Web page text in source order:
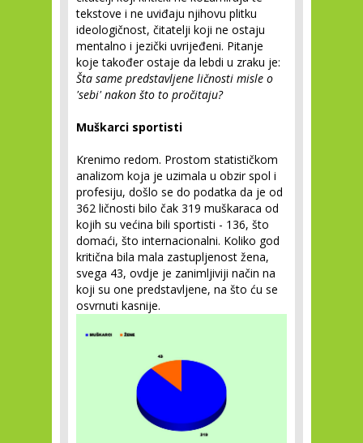
tekstove i ne uviđaju njihovu plitku
ideologičnost, čitatelji koji ne ostaju
mentalno i jezički uvrijeđeni. Pitanje
koje također ostaje da lebdi u zraku je:
Šta same predstavljene ličnosti misle o
'sebi' nakon što to pročitaju?
Muškarci sportisti
Krenimo redom. Prostom statističkom
analizom koja je uzimala u obzir spol i
profesiju, došlo se do podatka da je od
362 ličnosti bilo čak 319 muškaraca od
kojih su većina bili sportisti - 136, što
domaći, što internacionalni. Koliko god
kritična bila mala zastupljenost žena,
svega 43, ovdje je zanimljiviji način na
koji su one predstavljene, na što ću se
osvrnuti kasnije.